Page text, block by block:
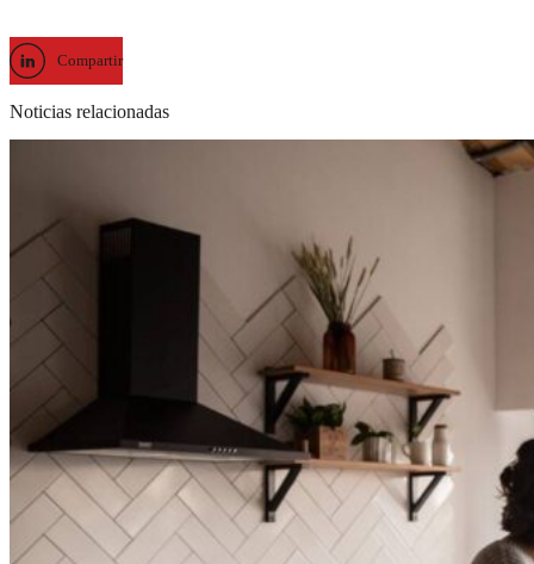
Compartir
Noticias relacionadas